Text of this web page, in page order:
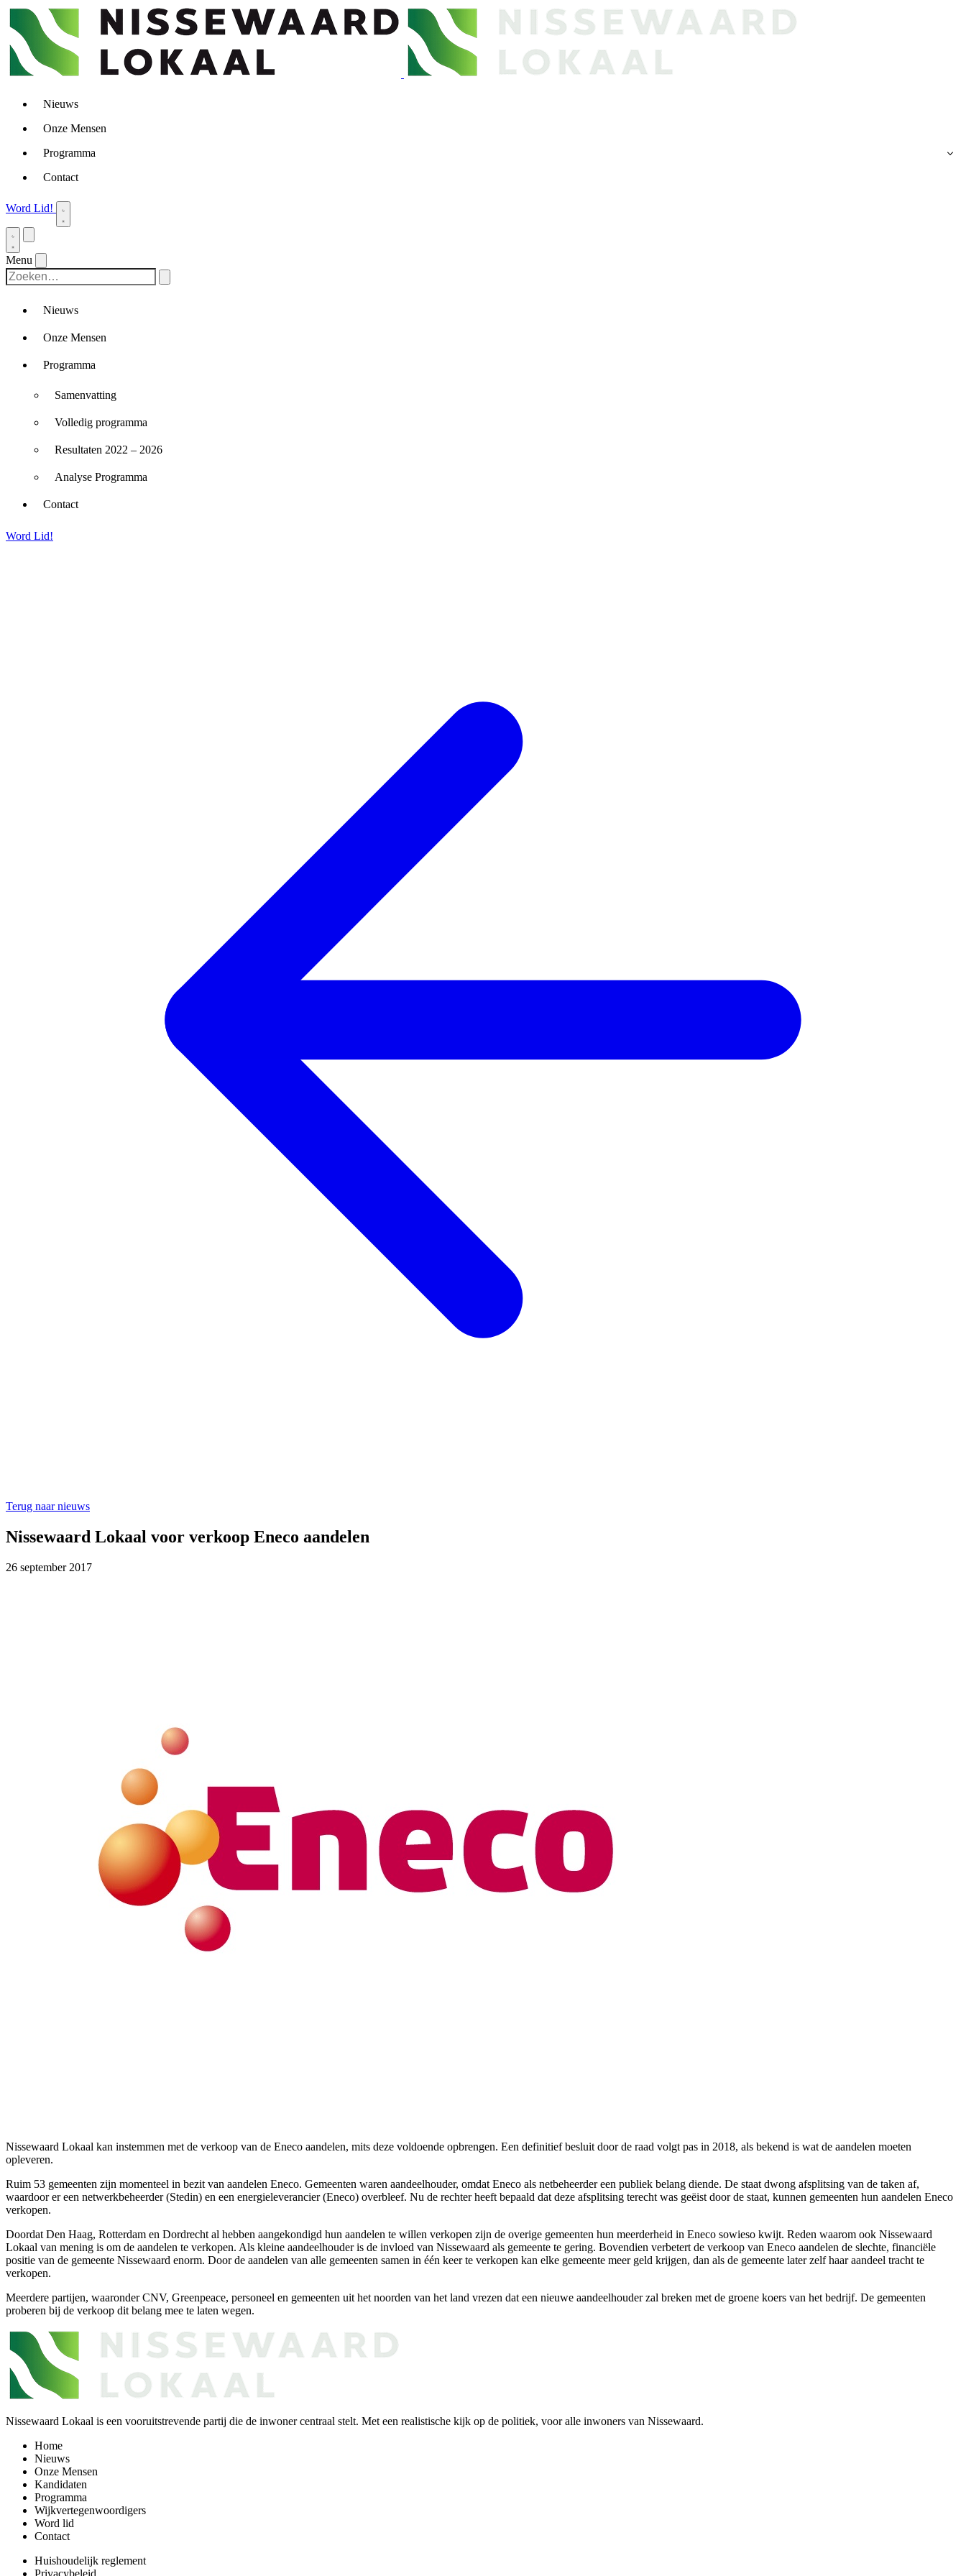
Nieuws
Onze Mensen
Programma
Contact
Word Lid!
Menu
Nieuws
Onze Mensen
Programma
Samenvatting
Volledig programma
Resultaten 2022 – 2026
Analyse Programma
Contact
Word Lid!
Terug naar nieuws
Nissewaard Lokaal voor verkoop Eneco aandelen
26 september 2017
Nissewaard Lokaal kan instemmen met de verkoop van de Eneco aandelen, mits deze voldoende opbrengen. Een definitief besluit door de raad volgt pas in 2018, als bekend is wat de aandelen moeten
opleveren.
Ruim 53 gemeenten zijn momenteel in bezit van aandelen Eneco. Gemeenten waren aandeelhouder, omdat Eneco als netbeheerder een publiek belang diende. De staat dwong afsplitsing van de taken af,
waardoor er een netwerkbeheerder (Stedin) en een energieleverancier (Eneco) overbleef. Nu de rechter heeft bepaald dat deze afsplitsing terecht was geëist door de staat, kunnen gemeenten hun aandelen Eneco
verkopen.
Doordat Den Haag, Rotterdam en Dordrecht al hebben aangekondigd hun aandelen te willen verkopen zijn de overige gemeenten hun meerderheid in Eneco sowieso kwijt. Reden waarom ook Nissewaard
Lokaal van mening is om de aandelen te verkopen. Als kleine aandeelhouder is de invloed van Nissewaard als gemeente te gering. Bovendien verbetert de verkoop van Eneco aandelen de slechte, financiële
positie van de gemeente Nissewaard enorm. Door de aandelen van alle gemeenten samen in één keer te verkopen kan elke gemeente meer geld krijgen, dan als de gemeente later zelf haar aandeel tracht te
verkopen.
Meerdere partijen, waaronder CNV, Greenpeace, personeel en gemeenten uit het noorden van het land vrezen dat een nieuwe aandeelhouder zal breken met de groene koers van het bedrijf. De gemeenten
proberen bij de verkoop dit belang mee te laten wegen.
Nissewaard Lokaal is een vooruitstrevende partij die de inwoner centraal stelt. Met een realistische kijk op de politiek, voor alle inwoners van Nissewaard.
Home
Nieuws
Onze Mensen
Kandidaten
Programma
Wijkvertegenwoordigers
Word lid
Contact
Huishoudelijk reglement
Privacybeleid